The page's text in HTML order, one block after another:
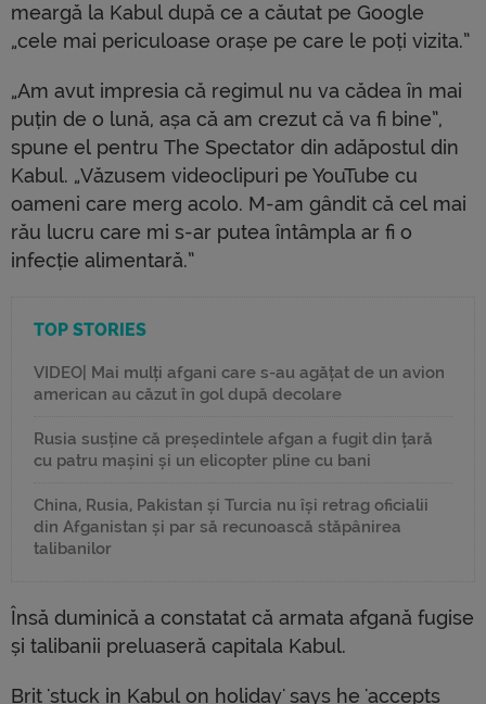
meargă la Kabul după ce a căutat pe Google
„cele mai periculoase orașe pe care le poți vizita.”
„Am avut impresia că regimul nu va cădea în mai
puțin de o lună, așa că am crezut că va fi bine”,
spune el pentru The Spectator din adăpostul din
Kabul. „Văzusem videoclipuri pe YouTube cu
oameni care merg acolo. M-am gândit că cel mai
rău lucru care mi s-ar putea întâmpla ar fi o
infecție alimentară.”
TOP STORIES
VIDEO| Mai mulți afgani care s-au agățat de un avion
american au căzut în gol după decolare
Rusia susține că președintele afgan a fugit din țară
cu patru mașini și un elicopter pline cu bani
China, Rusia, Pakistan și Turcia nu își retrag oficialii
din Afganistan și par să recunoască stăpânirea
talibanilor
Însă duminică a constatat că armata afgană fugise
și talibanii preluaseră capitala Kabul.
Brit 'stuck in Kabul on holiday' says he 'accepts